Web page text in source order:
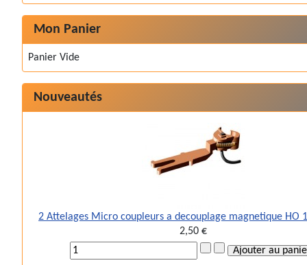
Mon Panier
Panier Vide
Nouveautés
2 Attelages Micro coupleurs a decouplage magnetique HO
2,50 €